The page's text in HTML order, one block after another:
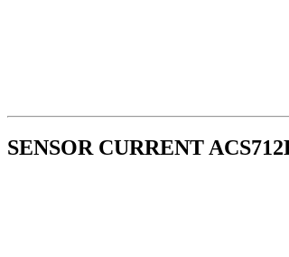
SENSOR CURRENT